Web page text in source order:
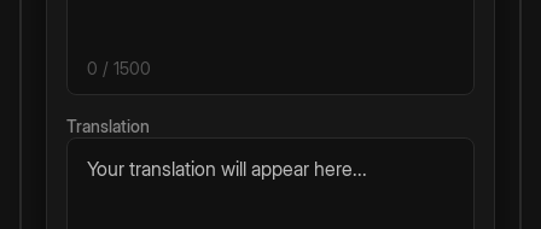
0 / 1500
Translation
Your translation will appear here...